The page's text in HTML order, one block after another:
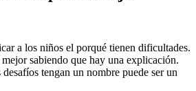
a los niños el porqué tienen dificultades.
sabiendo que hay una explicación.
tengan un nombre puede ser un